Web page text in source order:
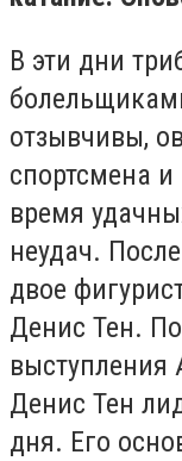
В эти дни
отзывчивы,
спортсмена
время
неудач.
двое
Денис Тен.
выступления
Денис Тен
дня. Его